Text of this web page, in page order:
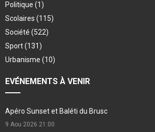
Politique (1)
Scolaires (115)
Société (522)
Sport(131)
Urbanisme (10)
EVÉNEMENTS À VENIR
Apéro Sunset et Baléti du Brusc
9 Aou 2026 21:00